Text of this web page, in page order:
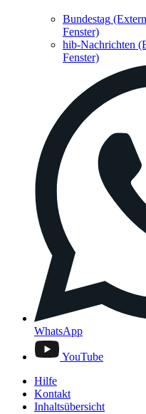
Bundestag
Fenster)
hib-Nachrichten
Fenster)
WhatsApp
YouTube
Hilfe
Kontakt
Inhaltsübersicht